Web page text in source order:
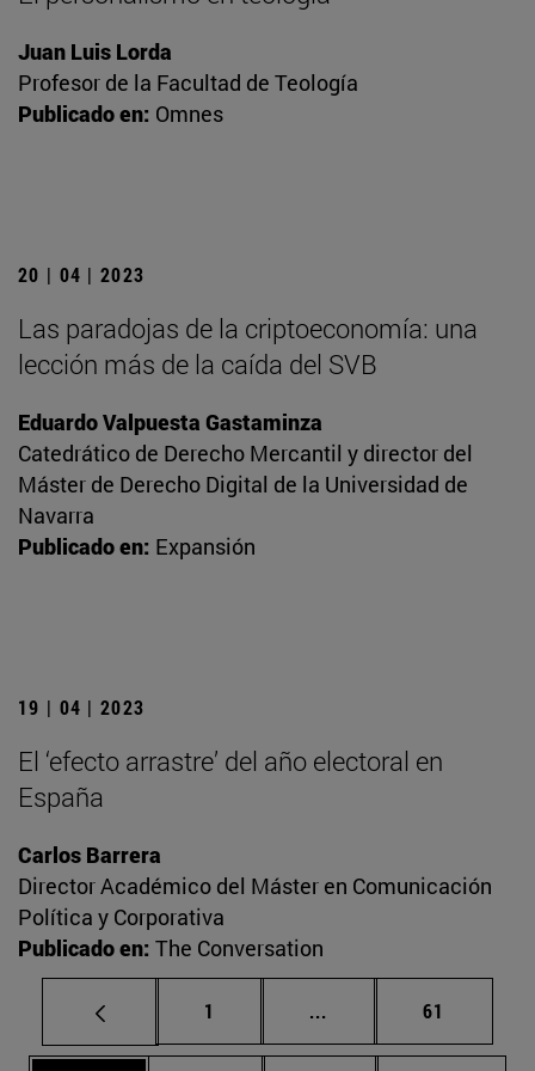
Juan Luis Lorda
Profesor de la Facultad de Teología
Publicado en: Omnes
20 | 04 | 2023
Las paradojas de la criptoeconomía: una
lección más de la caída del SVB
Eduardo Valpuesta Gastaminza
Catedrático de Derecho Mercantil y director del
Máster de Derecho Digital de la Universidad de
Navarra
Publicado en: Expansión
19 | 04 | 2023
El ‘efecto arrastre’ del año electoral en
España
Carlos Barrera
Director Académico del Máster en Comunicación
Política y Corporativa
Publicado en: The Conversation
Página
1 ... Páginas intermedias
Página
61